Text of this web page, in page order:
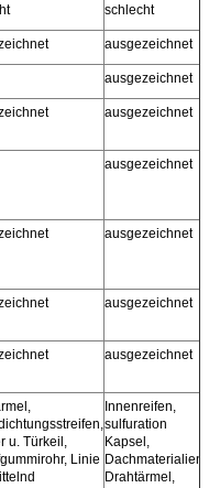
schlecht
ausgezeichnet
ausgezeichnet
ausgezeichnet
ausgezeichnet
ausgezeichnet
ausgezeichnet
ausgezeichnet
u. Türkeil,
Linie
Innenreifen,
sulfuration
Kapsel,
Dachmaterialien,
Drahtärmel,